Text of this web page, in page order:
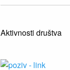
Aktivnosti društva